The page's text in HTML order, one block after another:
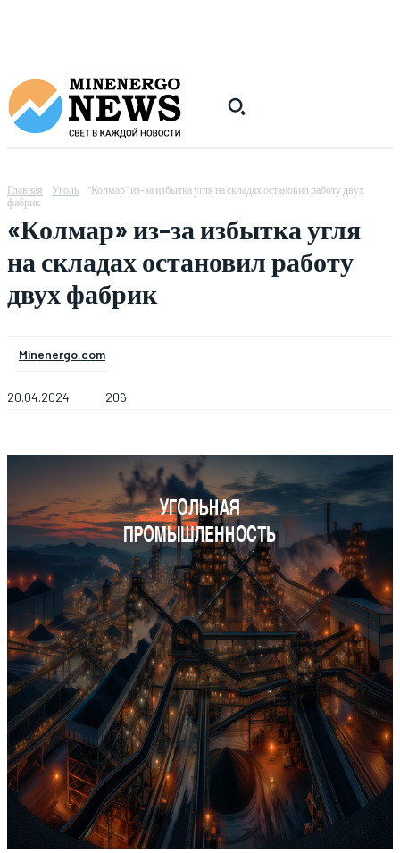
Главная Уголь
"Колмар" из-за избытка угля на складах остановил работу двух
фабрик
«Колмар» из-за избытка угля
на складах остановил работу
двух фабрик
Minenergo.com
20.04.2024 206